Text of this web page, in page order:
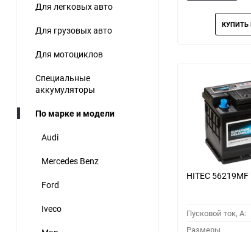
Для легковых авто
Для грузовых авто
Для мотоциклов
Специальные
аккумуляторы
По марке и модели
Audi
Mercedes Benz
Ford
Iveco
HITEC 56219MF
Пусковой ток, A: